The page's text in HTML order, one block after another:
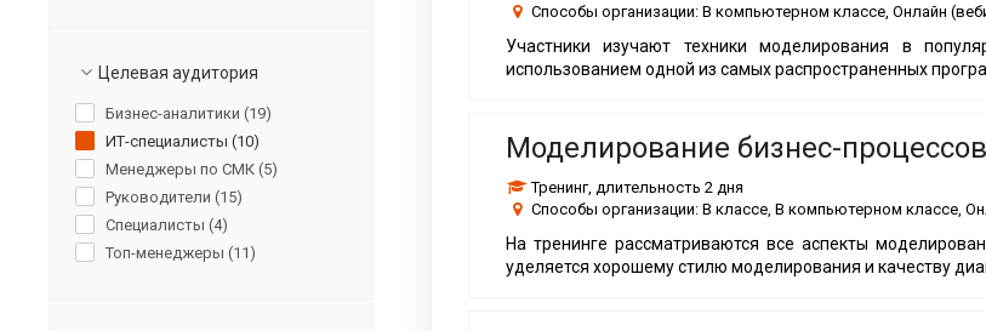
Способы организации: В компьютерном классе, Онлайн
Участники изучают техники моделирования в
использованием одной из самых распространенных
Моделирование бизнес-
Тренинг, длительность 2 дня
Способы организации: В классе, В компьютерном классе,
На тренинге рассматриваются все аспекты
уделяется хорошему стилю моделирования и качеству
Целевая аудитория
Бизнес-аналитики (19)
ИТ-специалисты (10)
Менеджеры по СМК (5)
Руководители (15)
Специалисты (4)
Топ-менеджеры (11)